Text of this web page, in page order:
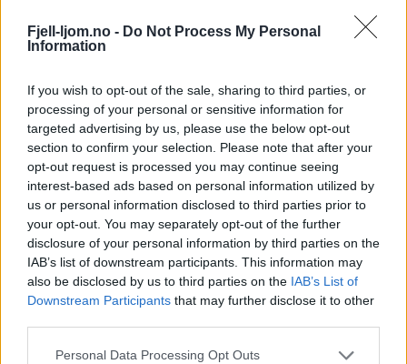
Fjell-ljom.no - Do Not Process My Personal
Information
If you wish to opt-out of the sale, sharing to third parties, or
processing of your personal or sensitive information for
targeted advertising by us, please use the below opt-out
section to confirm your selection. Please note that after your
opt-out request is processed you may continue seeing
interest-based ads based on personal information utilized by
us or personal information disclosed to third parties prior to
your opt-out. You may separately opt-out of the further
disclosure of your personal information by third parties on the
IAB’s list of downstream participants. This information may
also be disclosed by us to third parties on the IAB’s List of
Downstream Participants that may further disclose it to other
Personal Data Processing Opt Outs